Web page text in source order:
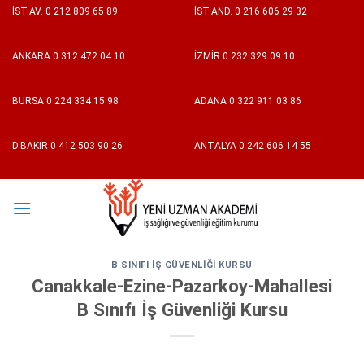
Skip
content
İST.AV. 0 212 809 65 89 İST.AND. 0 216 606 29 32
ANKARA 0 312 472 04 10 İZMİR 0 232 329 09 10
BURSA 0 224 334 15 98 ADANA 0 322 911 03 86
D.BAKIR 0 412 503 90 26 ANTALYA 0 242 606 14 55
B SINIFI İŞ GÜVENLIĞI KURSU
Canakkale-Ezine-Pazarkoy-Mahallesi
B Sınıfı İş Güvenliği Kursu